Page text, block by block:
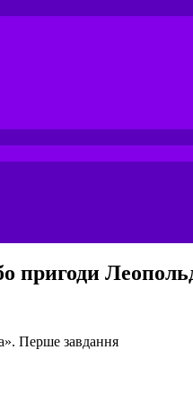
пригоди